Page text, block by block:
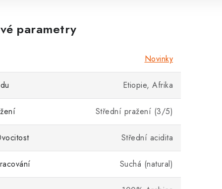
parametry
Novinky
Etiopie, Afrika
Střední pražení (3/5)
Střední acidita
Suchá (natural)